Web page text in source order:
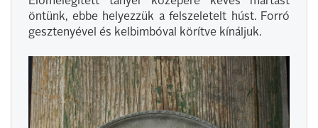
öntünk, ebbe helyezzük a felszeletelt húst. Forró
gesztenyével és kelbimbóval körítve kínáljuk.